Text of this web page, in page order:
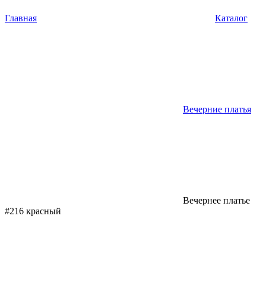
Главная Каталог
Вечерние платья
Вечернее платье
#216 красный